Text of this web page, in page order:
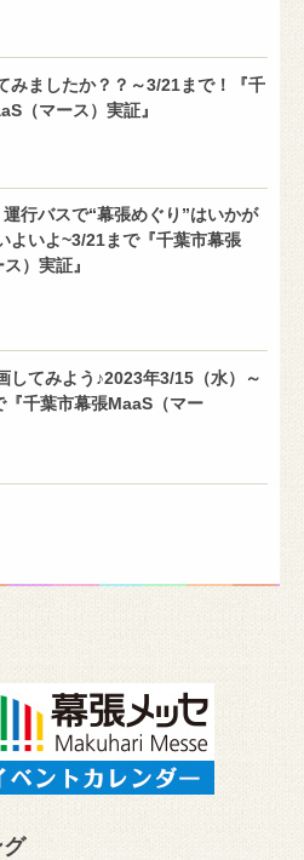
みましたか？？～3/21まで！『千
（マース）実証』
行バスで“幕張めぐり”はいかが
よいよ~3/21まで『千葉市幕張
）実証』
してみよう♪2023年3/15（水）～
千葉市幕張MaaS（マー